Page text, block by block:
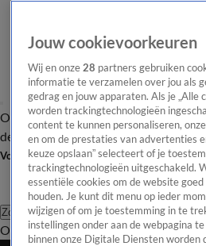
OverzichtAfleveringen Entertainment
de redactieNieuwsbrief
Volg Shownieuws
Zoeken
OverzichtEntertainment
Jouw cookievoorkeuren
Wij en onze 28 partners gebruiken
informatie te verzamelen over jou als
gedrag en jouw apparaten. Als je „Alle
worden trackingtechnologieën
content te kunnen personaliseren,
en om de prestaties van advertenties
keuze opslaan” selecteert of je
trackingtechnologieën uitgeschakeld.
essentiële cookies om de website
houden. Je kunt dit menu op ieder
wijzigen of om je toestemming in te
instellingen onder aan de webpagina
binnen onze Digitale Diensten worden